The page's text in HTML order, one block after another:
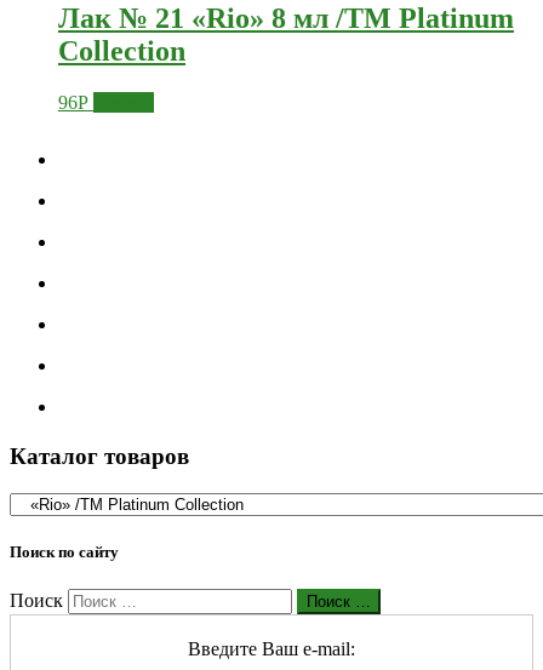
Лак № 21 «Rio» 8 мл /ТМ Platinum
Collection
96Р
Каталог товаров
Поиск по сайту
Поиск Поиск …
Введите Ваш е-mail: